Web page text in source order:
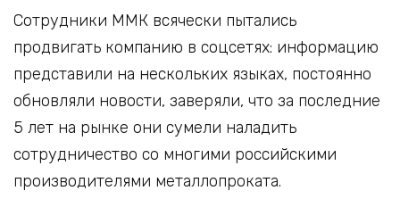
Сотрудники ММК всячески пытались
продвигать компанию в соцсетях: информацию
представили на нескольких языках, постоянно
обновляли новости, заверяли, что за последние
5 лет на рынке они сумели наладить
сотрудничество со многими российскими
производителями металлопроката.